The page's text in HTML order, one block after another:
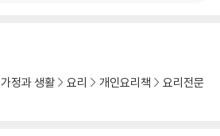
가정과 생활 요리 개인요리책
요리전문